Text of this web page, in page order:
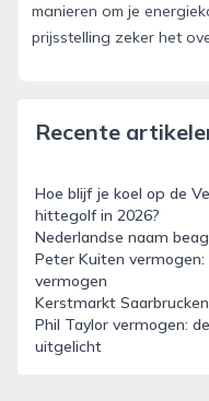
manieren om je
prijsstelling zeker het
Recente
Hoe blijf je koel op de
hittegolf in 2026?
Nederlandse naam
Peter Kuiten
vermogen
Kerstmarkt
Phil Taylor vermogen:
uitgelicht